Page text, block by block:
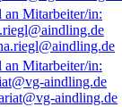
aindling.de